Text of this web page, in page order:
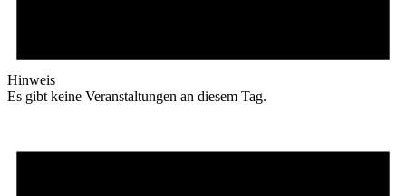
Hinweis
Es gibt keine Veranstaltungen an diesem Tag.